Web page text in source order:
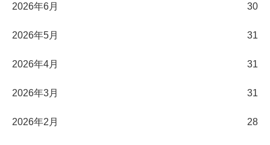
2026年6月 30
2026年5月 31
2026年4月 31
2026年3月 31
2026年2月 28